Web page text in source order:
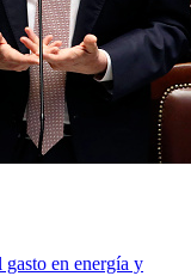
en energía y